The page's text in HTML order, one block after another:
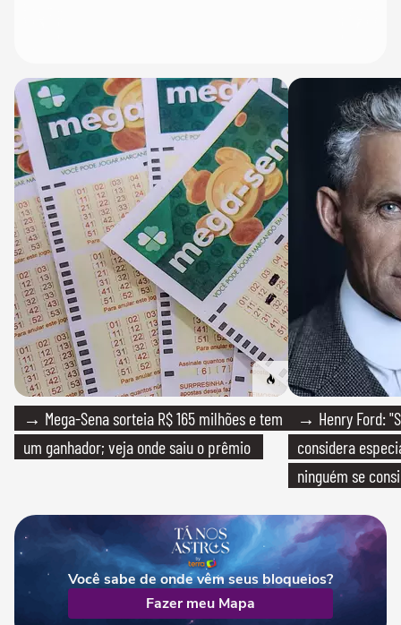
→ Mega-Sena sorteia R$ 165 milhões e tem
um ganhador; veja onde saiu o prêmio
→ Henry Ford:
considera
ninguém se
Você sabe de onde vêm seus bloqueios?
Fazer meu Mapa